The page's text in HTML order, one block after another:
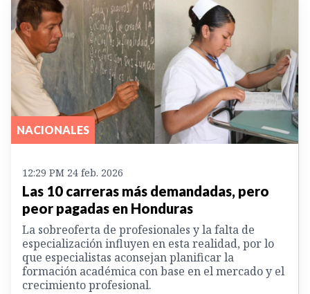
NACIONALES
12:29 PM 24 feb. 2026
Las 10 carreras más demandadas, pero
peor pagadas en Honduras
La sobreoferta de profesionales y la falta de
especialización influyen en esta realidad, por lo
que especialistas aconsejan planificar la
formación académica con base en el mercado y el
crecimiento profesional.